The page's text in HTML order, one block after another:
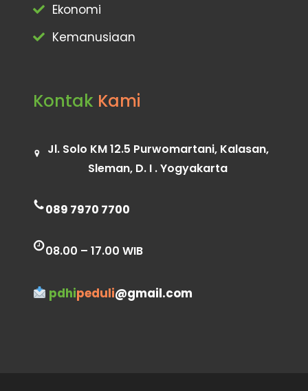
Ekonomi
Kemanusiaan
Kontak Kami
Jl. Solo KM 12.5 Purwomartani, Kalasan,
Sleman, D. I . Yogyakarta
089 7970 7700
08.00 – 17.00 WIB
pdhipeduli@gmail.com